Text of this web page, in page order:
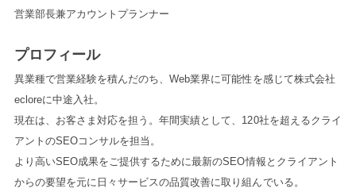
営業部長兼アカウントプランナー
プロフィール
異業種で営業経験を積んだのち、Web業界に可能性を感じて株式会社
ecloreに中途入社。
現在は、お客さま対応を担う。年間実績として、120社を超えるクライ
アントのSEOコンサルを担当。
より高いSEO成果をご提供するために最新のSEO情報とクライアント
からの要望を元に日々サービスの品質改善に取り組んでいる。